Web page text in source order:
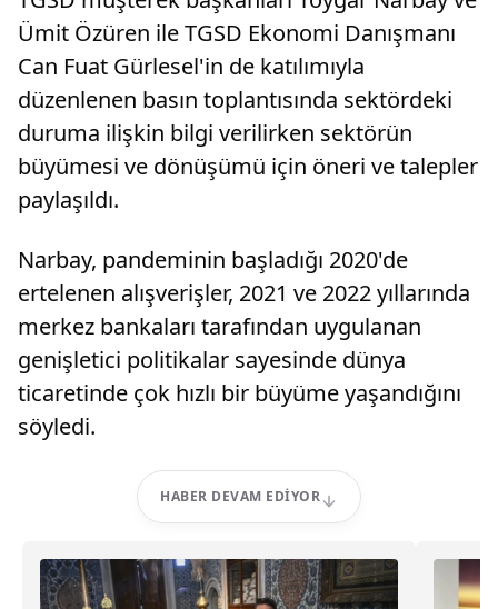
Ümit Özüren ile TGSD Ekonomi Danışmanı
Can Fuat Gürlesel'in de katılımıyla
düzenlenen basın toplantısında sektördeki
duruma ilişkin bilgi verilirken sektörün
büyümesi ve dönüşümü için öneri ve talepler
paylaşıldı.
Narbay, pandeminin başladığı 2020'de
ertelenen alışverişler, 2021 ve 2022 yıllarında
merkez bankaları tarafından uygulanan
genişletici politikalar sayesinde dünya
ticaretinde çok hızlı bir büyüme yaşandığını
söyledi.
HABER DEVAM EDIYOR